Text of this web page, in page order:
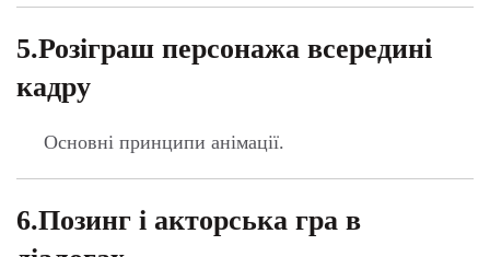
7.Створення екшн-епізоду на
реальному проєкті
Варіанти руху камери та монтаж за рухом.
Аналіз екшн-сцен у блокбастерах за методом